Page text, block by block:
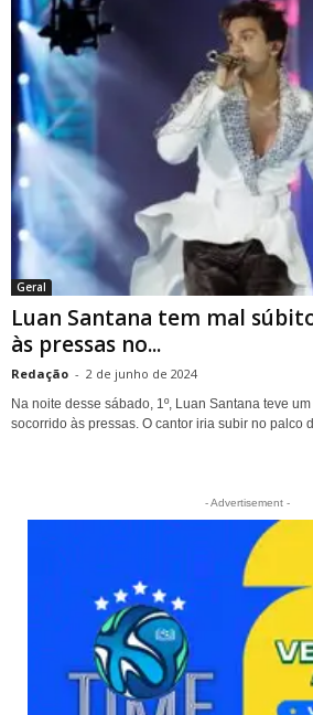
Geral
Luan Santana tem mal
às pressas no...
Redação - 2 de junho de 2024
Na noite desse sábado, 1º, Luan Santana teve
socorrido às pressas. O cantor iria subir no palco
- Advertisement -